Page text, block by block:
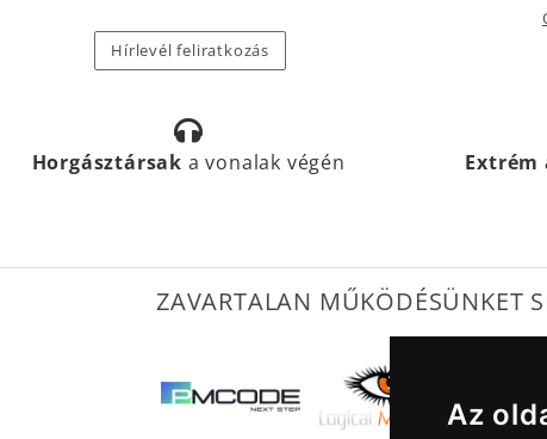
Az
Hírlevél feliratkozás
Horgásztársak a vonalak végén Extrém
ZAVARTALAN MŰKÖDÉSÜNKET